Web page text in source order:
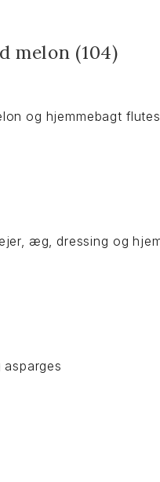
melon (104)
og hjemmebagt flutes
æg, dressing og